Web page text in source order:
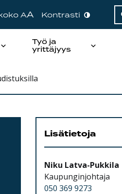
AA Kontrasti
Työ ja
yrittäjyys
Lisätietoja
Niku Latva-Pukkila
Kaupunginjohtaja
050 369 9273